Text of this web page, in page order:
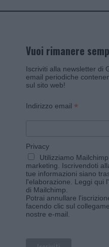
Vuoi rimanere
Iscriviti alla newsletter di
email periodiche
sul sito web!
Indirizzo email *
Privacy
Utilizziamo
marketing. Iscrivendoti
tue informazioni siano
l'elaborazione. Leggi qui
di Mailchimp
Potrai annullare
facendo clic sul
nostre e-mail.